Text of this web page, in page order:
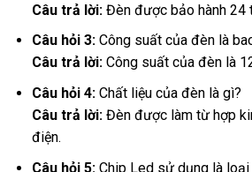
Câu trả lời:Đèn được bảo hành 24
Câu hỏi 3:Công suất của đèn là
Câu trả lời:Công suất của đèn là
Câu hỏi 4:Chất liệu của đèn là gì?
Câu trả lời:Đèn được làm từ hợp
điện.
Câu hỏi 5:Chip Led sử dụng là loại